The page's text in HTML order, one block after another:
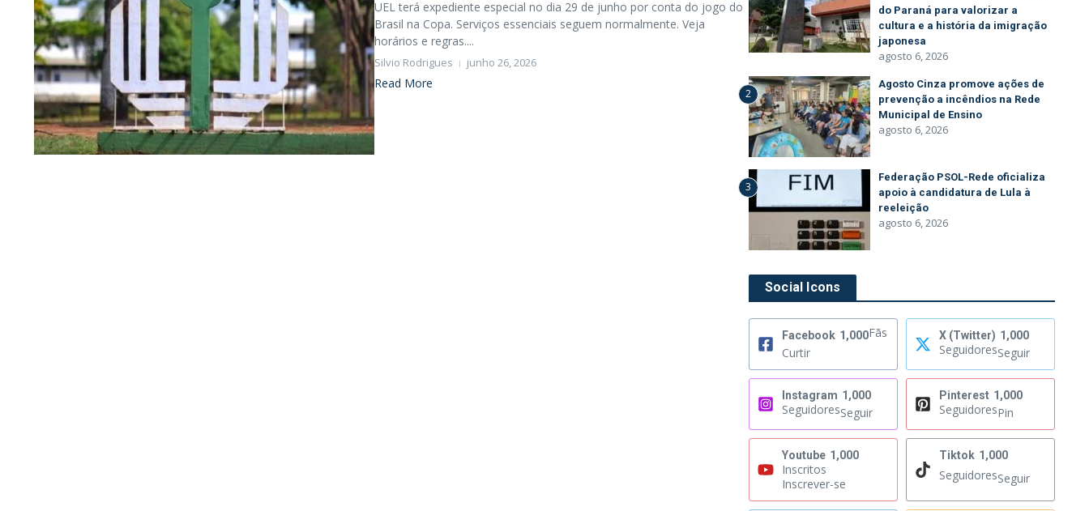
UEL terá expediente especial no dia 29 de junho por conta do jogo do
Brasil na Copa. Serviços essenciais seguem normalmente. Veja
horários e regras....
Silvio Rodrigues junho 26, 2026
Read More
do Paraná para valorizar a
cultura e a história da imigração
japonesa
agosto 6, 2026
2
Agosto Cinza promove ações de
prevenção a incêndios na Rede
Municipal de Ensino
agosto 6, 2026
3
Federação PSOL-Rede oficializa
apoio à candidatura de Lula à
reeleição
agosto 6, 2026
Social Icons
Facebook 1,000Fãs
Curtir
X (Twitter) 1,000
SeguidoresSeguir
Instagram 1,000
SeguidoresSeguir
Pinterest 1,000
SeguidoresPin
Youtube 1,000
Inscritos
Inscrever-se
Tiktok 1,000
SeguidoresSeguir